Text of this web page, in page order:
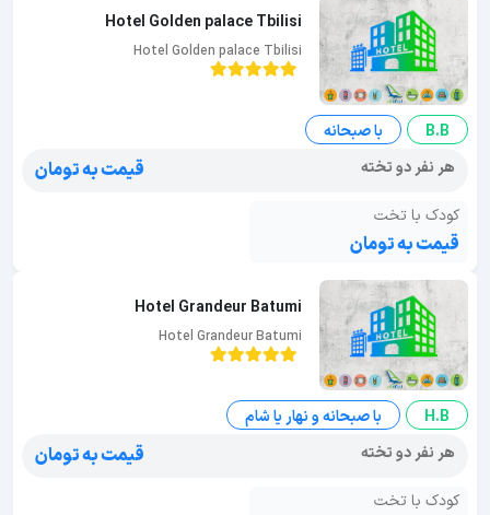
Hotel Golden palace Tbilisi
Hotel Golden palace Tbilisi
B.B
با صبحانه
هر نفر دو تخته
قیمت به تومان
کودک با تخت
قیمت به تومان
Hotel Grandeur Batumi
Hotel Grandeur Batumi
H.B
با صبحانه و نهار یا شام
هر نفر دو تخته
قیمت به تومان
کودک با تخت